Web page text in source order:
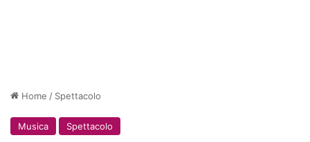
Home / Spettacolo
Musica Spettacolo